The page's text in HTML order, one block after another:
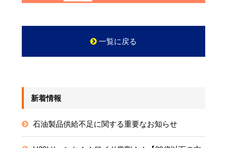
一覧に戻る
新着情報
石油製品供給不足に関する重要なお知らせ